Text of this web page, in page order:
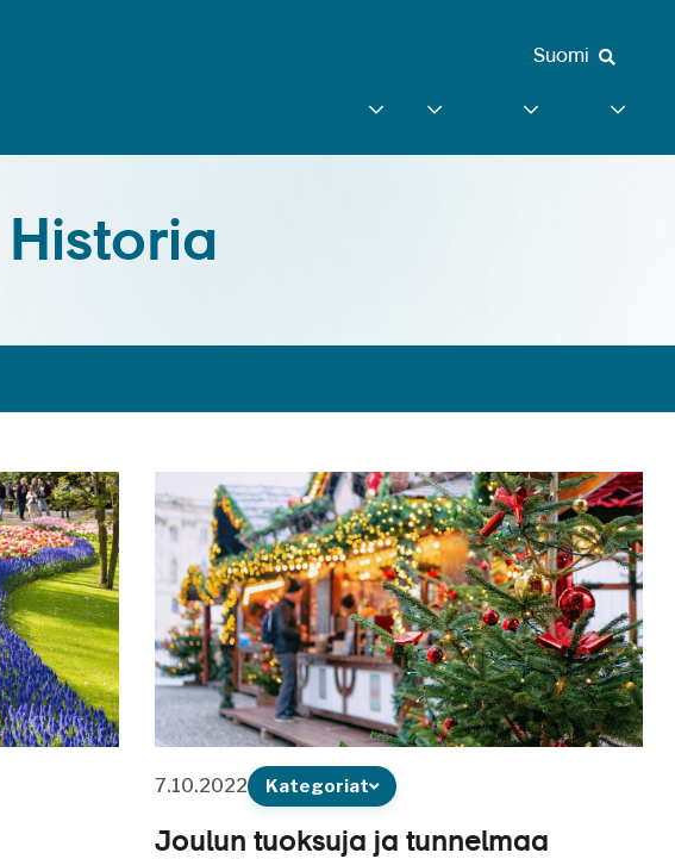
Suomi
7.10.2022 Kategoriat
Joulun tuoksuja ja tunnelmaa